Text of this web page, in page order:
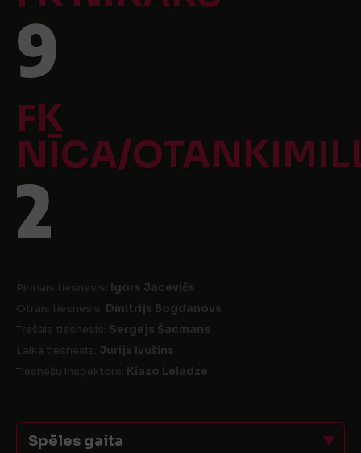
9
FK
NĪCA/
2
Pirmais tiesnesis: Igors Jacevičs
Otrais tiesnesis: Dmitrijs Bogdanovs
Trešais tiesnesis: Sergejs Šacmans
Laika tiesnesis: Jurijs Ivušins
Tiesnešu inspektors: Kiazo Leladze
Spēles gaita